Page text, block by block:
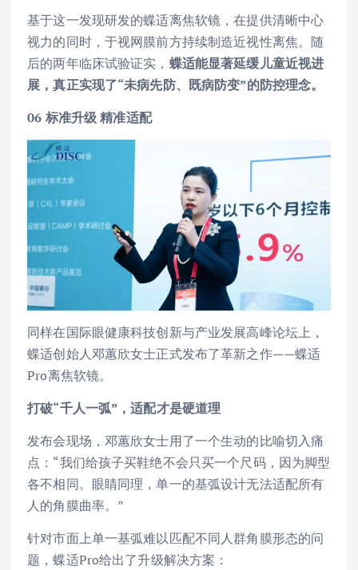
基于这一发现研发的蝶适离焦软镜，在提供清晰中心
视力的同时，于视网膜前方持续制造近视性离焦。随
后的两年临床试验证实， 蝶适能显著延缓儿童近视进
展，真正实现了“未病先防、既病防变”的防控理念。
06 标准升级 精准适配
同样在国际眼健康科技创新与产业发展高峰论坛上，
蝶适创始人邓蕙欣女士正式发布了革新之作——蝶适
Pro离焦软镜。
打破“千人一弧”，适配才是硬道理
发布会现场，邓蕙欣女士用了一个生动的比喻切入痛
点：“我们给孩子买鞋绝不会只买一个尺码，因为脚型
各不相同。眼睛同理，单一的基弧设计无法适配所有
人的角膜曲率。”
针对市面上单一基弧难以匹配不同人群角膜形态的问
题，蝶适Pro给出了升级解决方案：